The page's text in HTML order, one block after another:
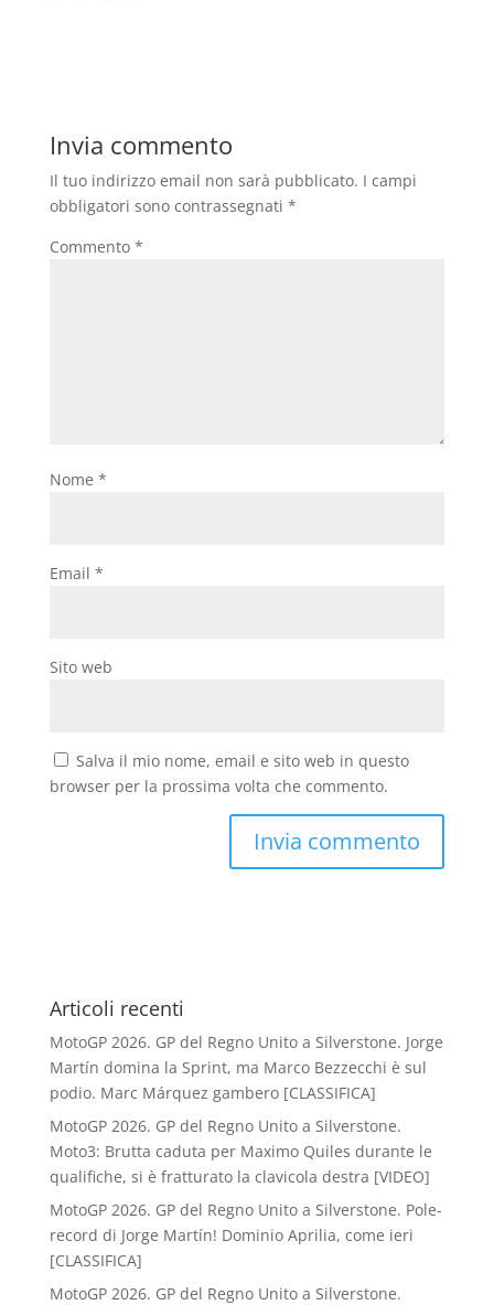
Invia commento
Il tuo indirizzo email non sarà pubblicato. I campi
obbligatori sono contrassegnati *
Commento *
Nome *
Email *
Sito web
Salva il mio nome, email e sito web in questo
browser per la prossima volta che commento.
Articoli recenti
MotoGP 2026. GP del Regno Unito a Silverstone. Jorge
Martín domina la Sprint, ma Marco Bezzecchi è sul
podio. Marc Márquez gambero [CLASSIFICA]
MotoGP 2026. GP del Regno Unito a Silverstone.
Moto3: Brutta caduta per Maximo Quiles durante le
qualifiche, si è fratturato la clavicola destra [VIDEO]
MotoGP 2026. GP del Regno Unito a Silverstone. Pole-
record di Jorge Martín! Dominio Aprilia, come ieri
[CLASSIFICA]
MotoGP 2026. GP del Regno Unito a Silverstone.